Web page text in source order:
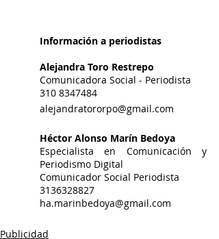
Información a periodistas
Alejandra Toro Restrepo
Comunicadora Social - Periodista
310 8347484
alejandratororpo@gmail.com
Héctor Alonso Marín Bedoya
Especialista en Comunicación y
Periodismo Digital
Comunicador Social Periodista
3136328827
ha.marinbedoya@gmail.com
Publicidad